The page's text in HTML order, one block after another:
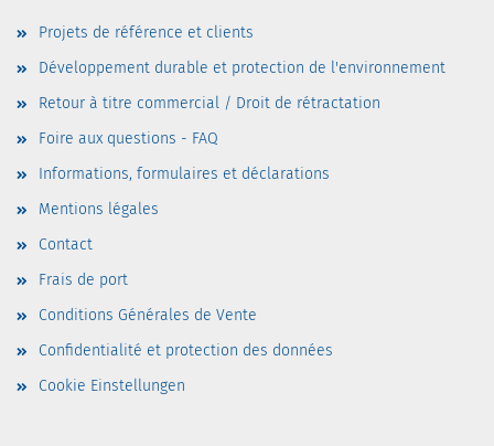
Projets de référence et clients
Développement durable et protection de l'environnement
Retour à titre commercial / Droit de rétractation
Foire aux questions - FAQ
Informations, formulaires et déclarations
Mentions légales
Contact
Frais de port
Conditions Générales de Vente
Confidentialité et protection des données
Cookie Einstellungen